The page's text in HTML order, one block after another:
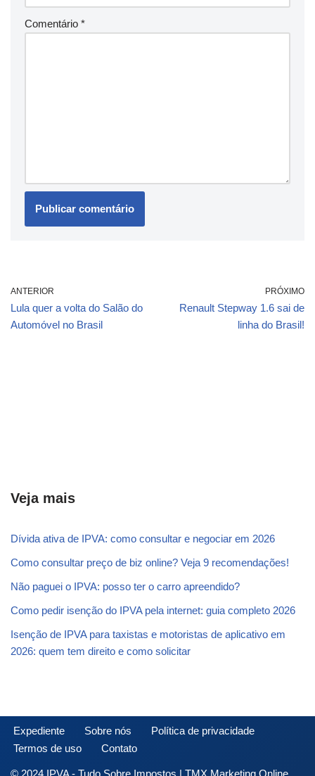
Comentário *
ANTERIOR
Lula quer a volta do Salão do
Automóvel no Brasil
PRÓXIMO
Renault Stepway 1.6 sai de
linha do Brasil!
Veja mais
Dívida ativa de IPVA: como consultar e negociar em 2026
Como consultar preço de biz online? Veja 9 recomendações!
Não paguei o IPVA: posso ter o carro apreendido?
Como pedir isenção do IPVA pela internet: guia completo 2026
Isenção de IPVA para taxistas e motoristas de aplicativo em
2026: quem tem direito e como solicitar
Expediente Sobre nós
Política de privacidade
Termos de uso
Contato
© 2024 IPVA - Tudo Sobre Impostos | TMX Marketing Online